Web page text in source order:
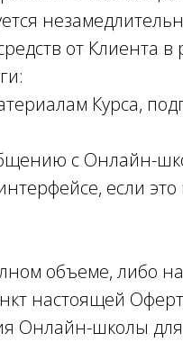
от Клиента в
Курса,
с Онлайн-
если
объеме, либо
настоящей
Онлайн-школы